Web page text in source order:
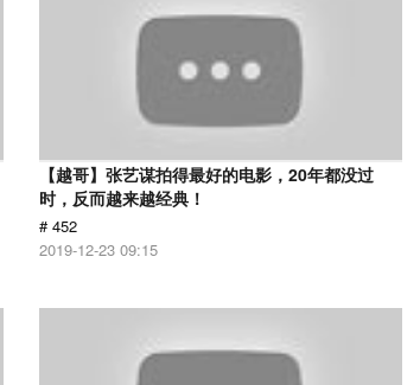
【越哥】张艺谋拍得最好的电影，20年都没过
时，反而越来越经典！
# 452
2019-12-23 09:15